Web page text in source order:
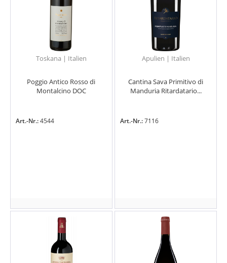
Toskana | Italien
Poggio Antico Rosso di
Montalcino DOC
Art.-Nr.:4544
Apulien | Italien
Cantina Sava Primitivo di
Manduria Ritardatario...
Art.-Nr.:7116